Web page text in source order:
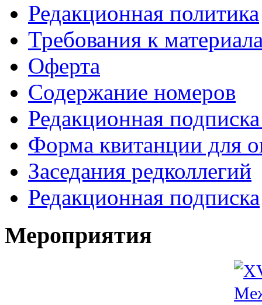
Редакционная политика
Требования к
Оферта
Содержание номеров
Редакционная
Форма квитанции для
Заседания редколлегий
Редакционная подписка
Мероприятия